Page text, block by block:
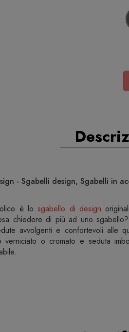
- Sgabelli design, Sgabelli in
è losgabello di design
chiedere di più ad uno
avvolgenti e confortevoli alle
verniciato o cromato e seduta